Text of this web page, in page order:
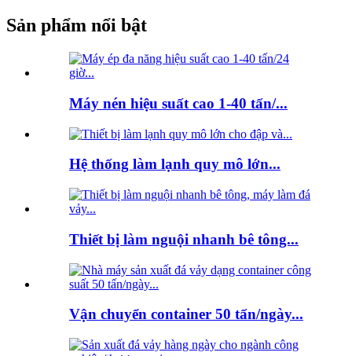
Sản phẩm nổi bật
Máy nén hiệu suất cao 1-40 tấn/...
Hệ thống làm lạnh quy mô lớn...
Thiết bị làm nguội nhanh bê tông...
Vận chuyển container 50 tấn/ngày...